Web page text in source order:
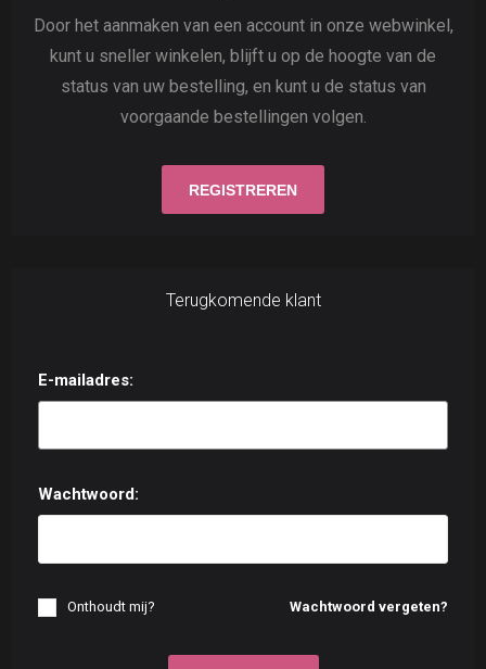
Door het aanmaken van een account in onze webwinkel,
kunt u sneller winkelen, blijft u op de hoogte van de
status van uw bestelling, en kunt u de status van
voorgaande bestellingen volgen.
Terugkomende klant
E-mailadres:
Wachtwoord:
Wachtwoord vergeten?
Onthoudt mij?